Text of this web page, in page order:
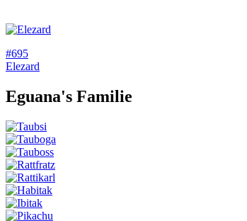
#695
Elezard
Eguana's Familie